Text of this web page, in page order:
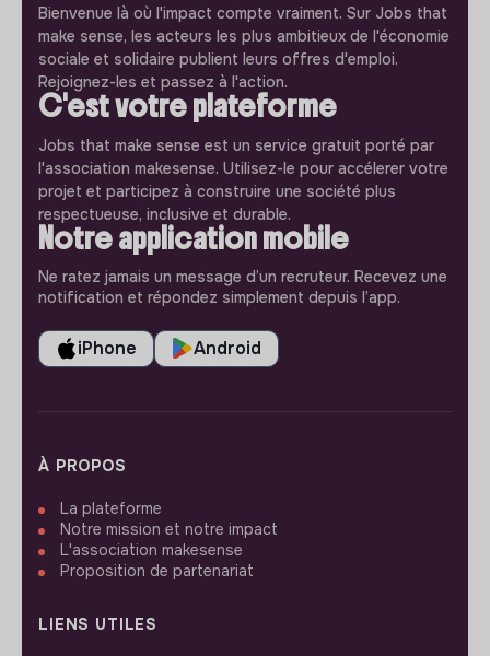
Bienvenue là où l'impact compte vraiment. Sur Jobs that
make sense, les acteurs les plus ambitieux de l'économie
sociale et solidaire publient leurs offres d'emploi.
Rejoignez-les et passez à l'action.
C'est votre plateforme
Jobs that make sense est un service gratuit porté par
l'association makesense. Utilisez-le pour accélerer votre
projet et participez à construire une société plus
respectueuse, inclusive et durable.
Notre application mobile
Ne ratez jamais un message d’un recruteur. Recevez une
notification et répondez simplement depuis l’app.
iPhone Android
À PROPOS
La plateforme
Notre mission et notre impact
L'association makesense
Proposition de partenariat
LIENS UTILES